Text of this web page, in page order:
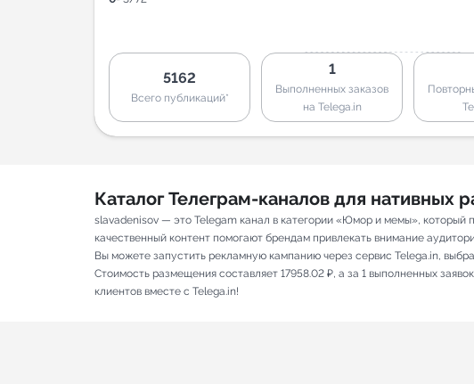
5162
Всего публикаций*
1
Выполненных заказов
на Telega.in
Каталог Телеграм-каналов для нативных
slavadenisov — это Telegam канал в категории «Юмор и мемы», который
качественный контент помогают брендам привлекать внимание
Вы можете запустить рекламную кампанию через сервис Telega.in,
Стоимость размещения составляет 17958.02 ₽, а за 1 выполненных
клиентов вместе с Telega.in!